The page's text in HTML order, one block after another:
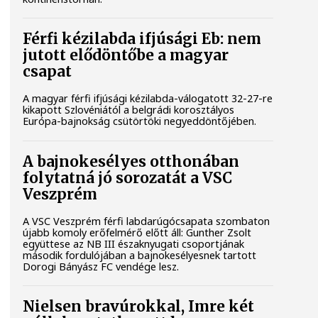
Férfi kézilabda ifjúsági Eb: nem
jutott elődöntőbe a magyar
csapat
A magyar férfi ifjúsági kézilabda-válogatott 32-27-re
kikapott Szlovéniától a belgrádi korosztályos
Európa-bajnokság csütörtöki negyeddöntőjében.
A bajnokesélyes otthonában
folytatná jó sorozatát a VSC
Veszprém
A VSC Veszprém férfi labdarúgócsapata szombaton
újabb komoly erőfelmérő előtt áll: Gunther Zsolt
együttese az NB III északnyugati csoportjának
második fordulójában a bajnokesélyesnek tartott
Dorogi Bányász FC vendége lesz.
Nielsen bravúrokkal, Imre két